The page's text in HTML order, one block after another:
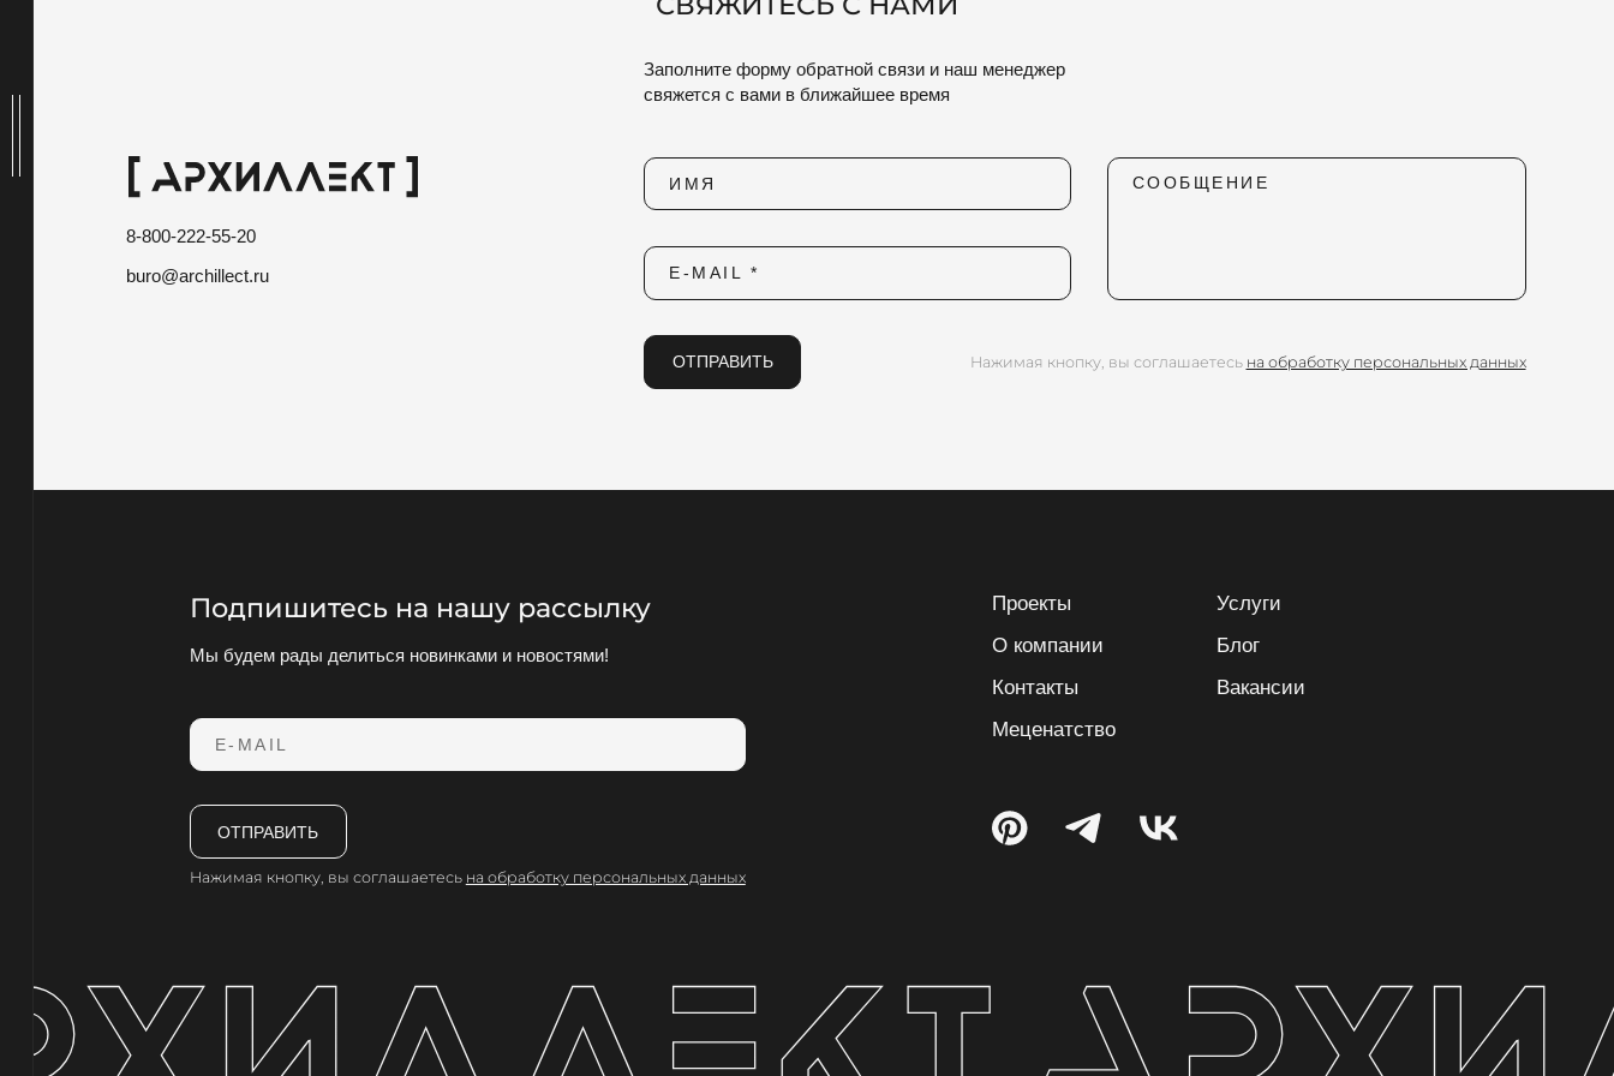
8-800-222-55-20
buro@archillect.ru
Заполните форму обратной связи и наш менеджер
свяжется с вами в ближайшее время
ИМЯ СООБЩЕНИЕ
E-MAIL *
ОТПРАВИТЬ Нажимая кнопку, вы соглашаетесь на обработку персональных данных
Подпишитесь на нашу рассылку
Мы будем рады делиться новинками и новостями!
E-MAIL
ОТПРАВИТЬ
Нажимая кнопку, вы соглашаетесь на обработку персональных данных
Проекты
Услуги
О компании
Блог
Контакты
Вакансии
Меценатство